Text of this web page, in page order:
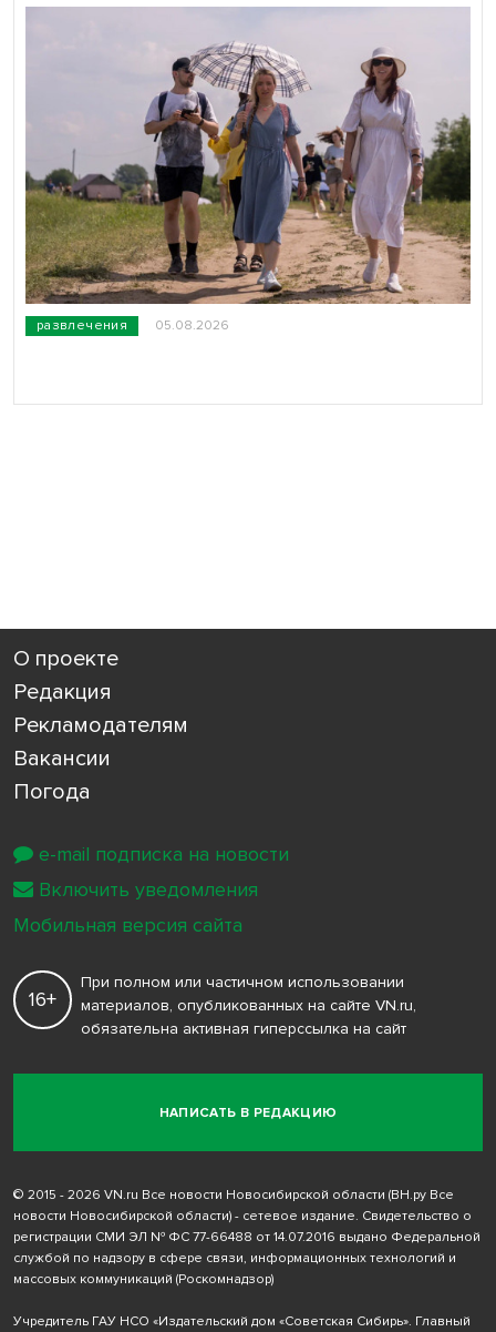
развлечения 05.08.2026
О проекте
Редакция
Рекламодателям
Вакансии
Погода
НАПИСАТЬ В РЕДАКЦИЮ
16+
При полном или частичном использовании
материалов, опубликованных на сайте VN.ru,
обязательна активная гиперссылка на сайт
© 2015 - 2026 VN.ru Все новости Новосибирской области (ВН.ру Все
новости Новосибирской области) - сетевое издание. Свидетельство о
регистрации СМИ ЭЛ № ФС 77-66488 от 14.07.2016 выдано Федеральной
службой по надзору в сфере связи, информационных технологий и
массовых коммуникаций (Роскомнадзор)
Учредитель ГАУ НСО «Издательский дом «Советская Сибирь». Главный
e-mail подписка на новости
Включить уведомления
Мобильная версия сайта